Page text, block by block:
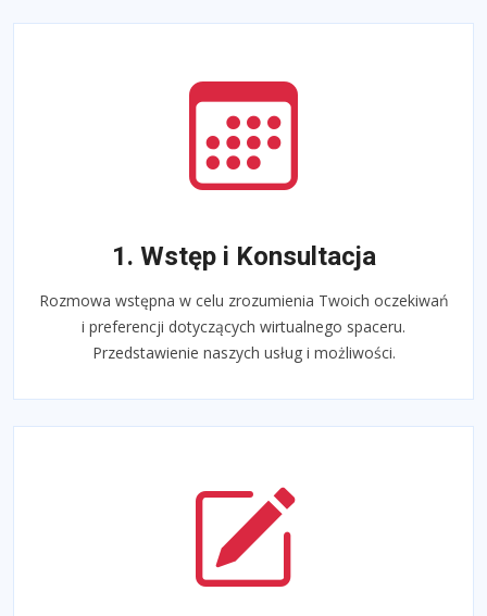
1. Wstęp i Konsultacja
Rozmowa wstępna w celu zrozumienia Twoich oczekiwań
i preferencji dotyczących wirtualnego spaceru.
Przedstawienie naszych usług i możliwości.